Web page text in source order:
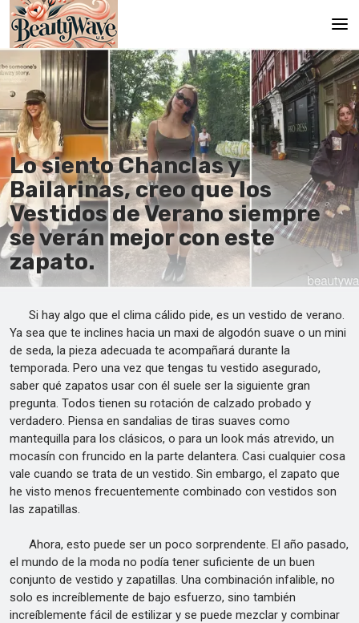
Principal
En
Es
Ru
It
De
Lo siento Chanclas y
Bailarinas, creo que los
Vestidos de Verano siempre
se verán mejor con este
zapato.
Si hay algo que el clima cálido pide, es un vestido de verano.
Ya sea que te inclines hacia un maxi de algodón suave o un mini
de seda, la pieza adecuada te acompañará durante la
temporada. Pero una vez que tengas tu vestido asegurado,
saber qué zapatos usar con él suele ser la siguiente gran
pregunta. Todos tienen su rotación de calzado probado y
verdadero. Piensa en sandalias de tiras suaves como
mantequilla para los clásicos, o para un look más atrevido, un
mocasín con fruncido en la parte delantera. Casi cualquier cosa
vale cuando se trata de un vestido. Sin embargo, el zapato que
he visto menos frecuentemente combinado con vestidos son
las zapatillas.
Ahora, esto puede ser un poco sorprendente. El año pasado,
el mundo de la moda no podía tener suficiente de un buen
conjunto de vestido y zapatillas. Una combinación infalible, no
solo es increíblemente de bajo esfuerzo, sino también
increíblemente fácil de estilizar y se puede mezclar y combinar